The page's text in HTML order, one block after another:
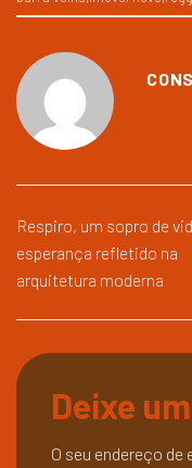
Respiro, um sopro de
esperança refletido na
arquitetura moderna
Deixe
O seu endereço de